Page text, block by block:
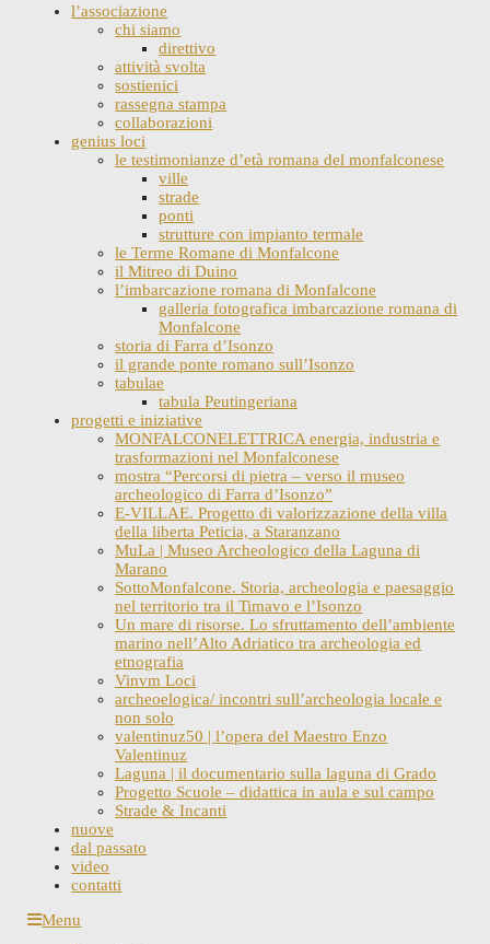
l’associazione
chi siamo
direttivo
attività svolta
sostienici
rassegna stampa
collaborazioni
genius loci
le testimonianze d’età romana del monfalconese
ville
strade
ponti
strutture con impianto termale
le Terme Romane di Monfalcone
il Mitreo di Duino
l’imbarcazione romana di Monfalcone
galleria fotografica imbarcazione romana di
Monfalcone
storia di Farra d’Isonzo
il grande ponte romano sull’Isonzo
tabulae
tabula Peutingeriana
progetti e iniziative
MONFALCONELETTRICA energia, industria e
trasformazioni nel Monfalconese
mostra “Percorsi di pietra – verso il museo
archeologico di Farra d’Isonzo”
E-VILLAE. Progetto di valorizzazione della villa
della liberta Peticia, a Staranzano
MuLa | Museo Archeologico della Laguna di
Marano
SottoMonfalcone. Storia, archeologia e paesaggio
nel territorio tra il Timavo e l’Isonzo
Un mare di risorse. Lo sfruttamento dell’ambiente
marino nell’Alto Adriatico tra archeologia ed
etnografia
Vinvm Loci
archeoelogica/ incontri sull’archeologia locale e
non solo
valentinuz50 | l’opera del Maestro Enzo
Valentinuz
Laguna | il documentario sulla laguna di Grado
Progetto Scuole – didattica in aula e sul campo
Strade & Incanti
nuove
dal passato
video
contatti
SkipMenu